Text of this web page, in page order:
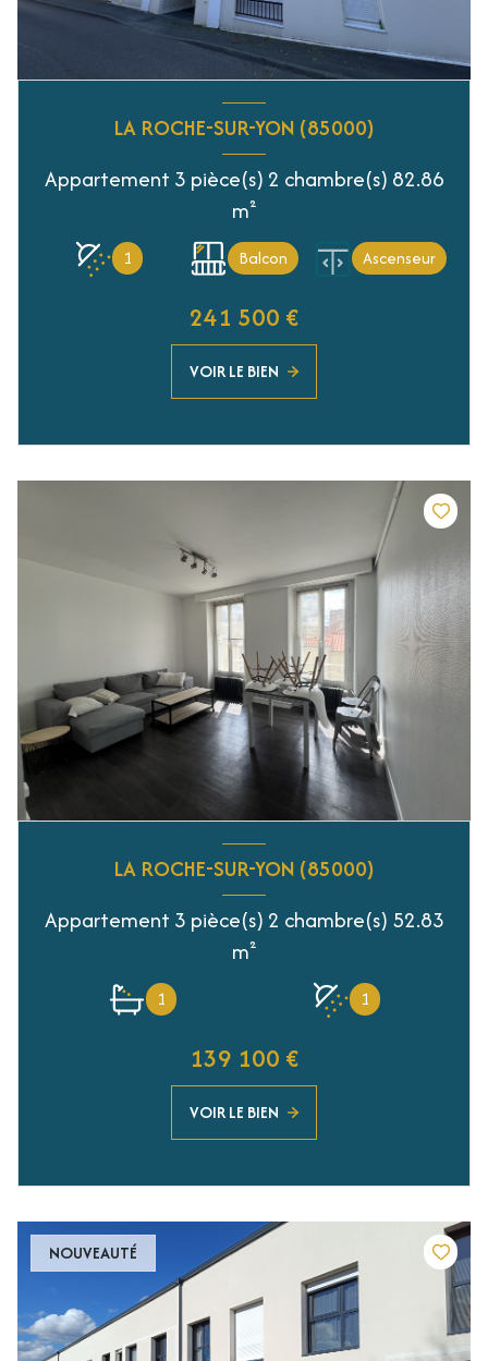
LA ROCHE-SUR-YON (85000)
Appartement 3 pièce(s) 2 chambre(s) 82.86
m²
1 Balcon Ascenseur
241 500 €
VOIR LE BIEN
LA ROCHE-SUR-YON (85000)
Appartement 3 pièce(s) 2 chambre(s) 52.83
m²
1 1
139 100 €
VOIR LE BIEN
NOUVEAUTÉ